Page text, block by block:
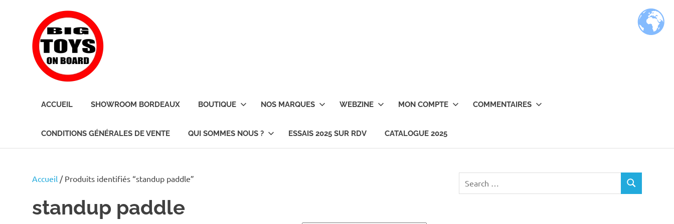
BOARD
BORD
ENFANTS
ACCUEIL SHOWROOM BORDEAUX BOUTIQUE NOS MARQUES WEBZINE MON COMPTE COMMENTAIRES
CONDITIONS GÉNÉRALES DE VENTE QUI SOMMES NOUS ? ESSAIS 2025 SUR RDV CATALOGUE 2025
Accueil / Produits identifiés “standup paddle”
standup paddle
for:
SEARCH